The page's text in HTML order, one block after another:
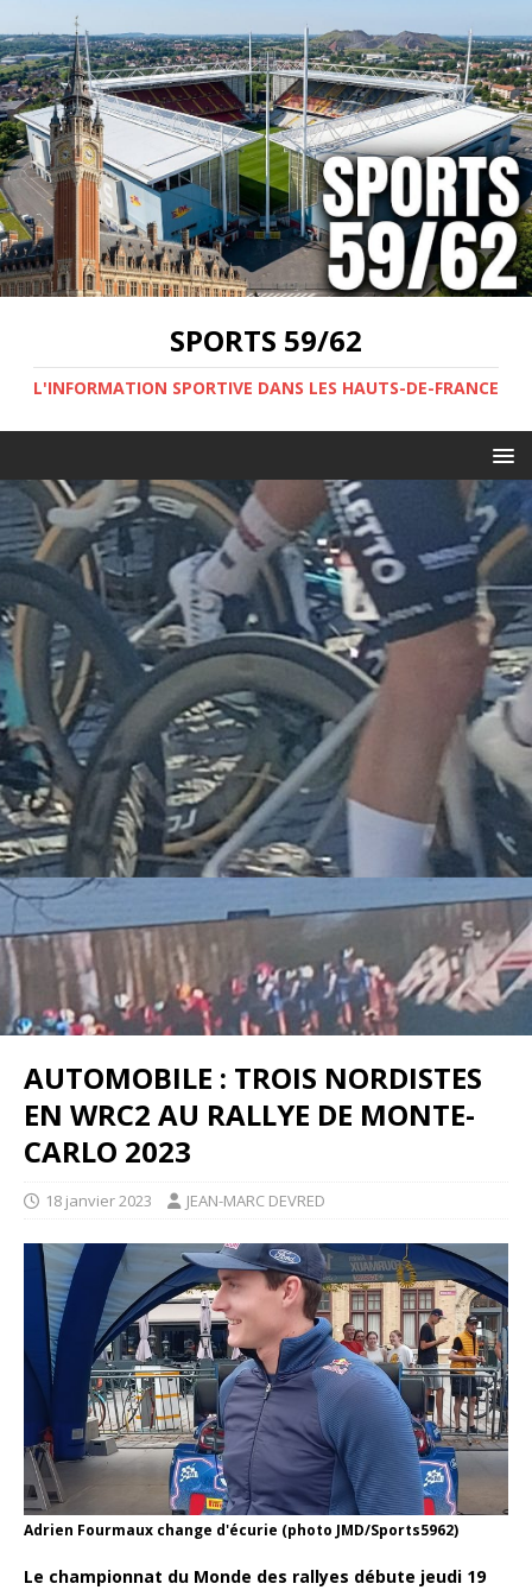
SPORTS 59/62
L'INFORMATION SPORTIVE DANS LES HAUTS-DE-FRANCE
AUTOMOBILE : TROIS NORDISTES
EN WRC2 AU RALLYE DE MONTE-
CARLO 2023
18 janvier 2023 JEAN-MARC DEVRED
Adrien Fourmaux change d'écurie (photo JMD/Sports5962)
Le championnat du Monde des rallyes débute jeudi 19